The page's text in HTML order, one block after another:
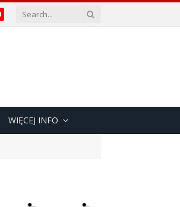
WIĘCEJ INFO